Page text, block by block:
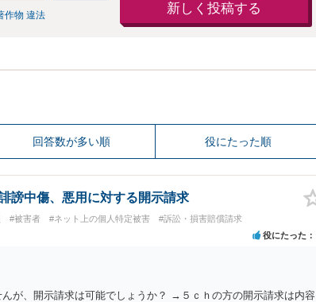
作物 違法 新しく投稿する
回答数が多い順 役にたった順
謗中傷、悪用に対する開示請求
#被害者 #ネット上の個人特定被害 #訴訟・損害賠償請求
役にたった
が、開示請求は可能でしょうか？ →５ｃｈの方の開示請求は内容